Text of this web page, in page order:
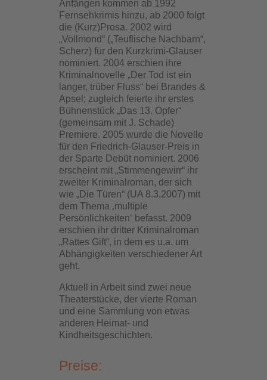
Anfängen kommen ab 1992
Fernsehkrimis hinzu, ab 2000 folgt
die (Kurz)Prosa. 2002 wird
„Vollmond“ („Teuflische Nachbarn“,
Scherz) für den Kurzkrimi-Glauser
nominiert. 2004 erschien ihre
Kriminalnovelle „Der Tod ist ein
langer, trüber Fluss“ bei Brandes &
Apsel; zugleich feierte ihr erstes
Bühnenstück „Das 13. Opfer“
(gemeinsam mit J. Schade)
Premiere. 2005 wurde die Novelle
für den Friedrich-Glauser-Preis in
der Sparte Debüt nominiert. 2006
erscheint mit „Stimmengewirr“ ihr
zweiter Kriminalroman, der sich
wie „Die Türen“ (UA 8.3.2007) mit
dem Thema ‚multiple
Persönlichkeiten‘ befasst. 2009
erschien ihr dritter Kriminalroman
„Rattes Gift“, in dem es u.a. um
Abhängigkeiten verschiedener Art
geht.
Aktuell in Arbeit sind zwei neue
Theaterstücke, der vierte Roman
und eine Sammlung von etwas
anderen Heimat- und
Kindheitsgeschichten.
Preise: